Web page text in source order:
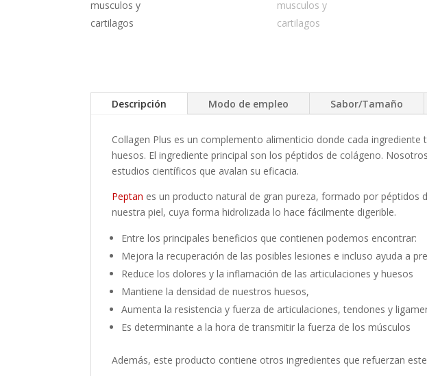
Descripción Modo de empleo Sabor/Tamaño
Collagen Plus es un complemento alimenticio donde cada
huesos. El ingrediente principal son los péptidos de colágeno.
estudios científicos que avalan su eficacia.
Peptan es un producto natural de gran pureza, formado por
nuestra piel, cuya forma hidrolizada lo hace fácilmente digerible.
Entre los principales beneficios que contienen podemos encontrar:
Mejora la recuperación de las posibles lesiones e incluso ayuda a
Reduce los dolores y la inflamación de las articulaciones y huesos
Mantiene la densidad de nuestros huesos,
Aumenta la resistencia y fuerza de articulaciones, tendones y
Es determinante a la hora de transmitir la fuerza de los músculos
Además, este producto contiene otros ingredientes que refuerzan